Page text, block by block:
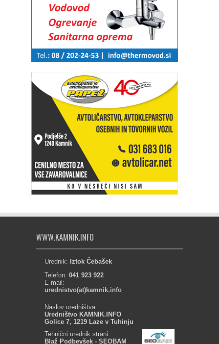
WWW.KAMNIK.INFO
Urednik: Iztok Čebašek
Telefon: 041 923 922
E-mail:
urednistvo(at)kamnik.info
Naslov uredništva:
Uredništvo KAMNIK.INFO
Golice 7, 1219 Laze v Tuhinju
Tehnični urednik strani:
Blaž Podbevšek - SEOBAM